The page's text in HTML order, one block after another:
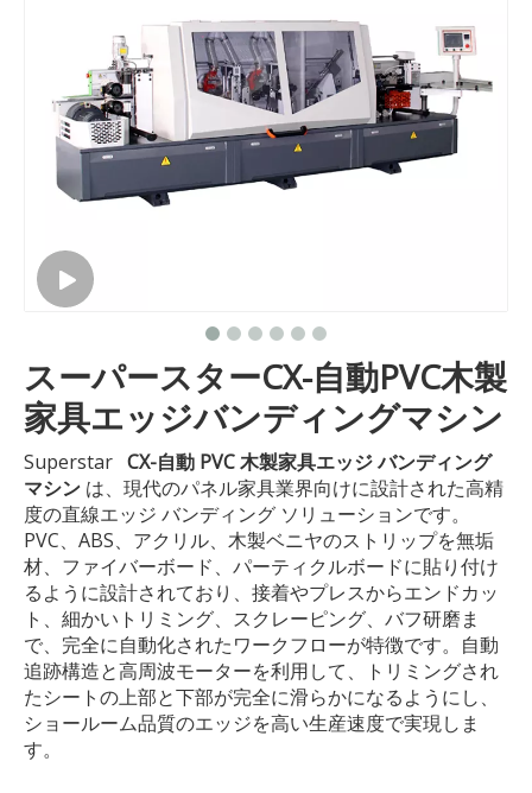
スーパースターCX-自動PVC木製
家具エッジバンディングマシン
Superstar CX-自動 PVC 木製家具エッジ バンディング
マシン は、現代のパネル家具業界向けに設計された高精
度の直線エッジ バンディング ソリューションです。
PVC、ABS、アクリル、木製ベニヤのストリップを無垢
材、ファイバーボード、パーティクルボードに貼り付け
るように設計されており、接着やプレスからエンドカッ
ト、細かいトリミング、スクレーピング、バフ研磨ま
で、完全に自動化されたワークフローが特徴です。自動
追跡構造と高周波モーターを利用して、トリミングされ
たシートの上部と下部が完全に滑らかになるようにし、
ショールーム品質のエッジを高い生産速度で実現しま
す。